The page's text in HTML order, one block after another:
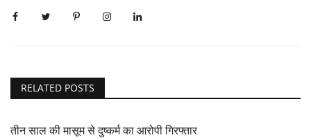
RELATED POSTS
तीन साल की मासूम से दुष्कर्म का आरोपी गिरफ्तार